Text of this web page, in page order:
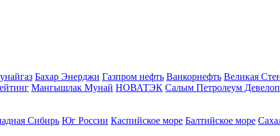
Бахар Энерджи Газпром нефть Ванкорнефть Великая
Мангышлак Мунай НОВАТЭК Салым Петролеум
Сибирь Юг России Каспийское море Балтийское море